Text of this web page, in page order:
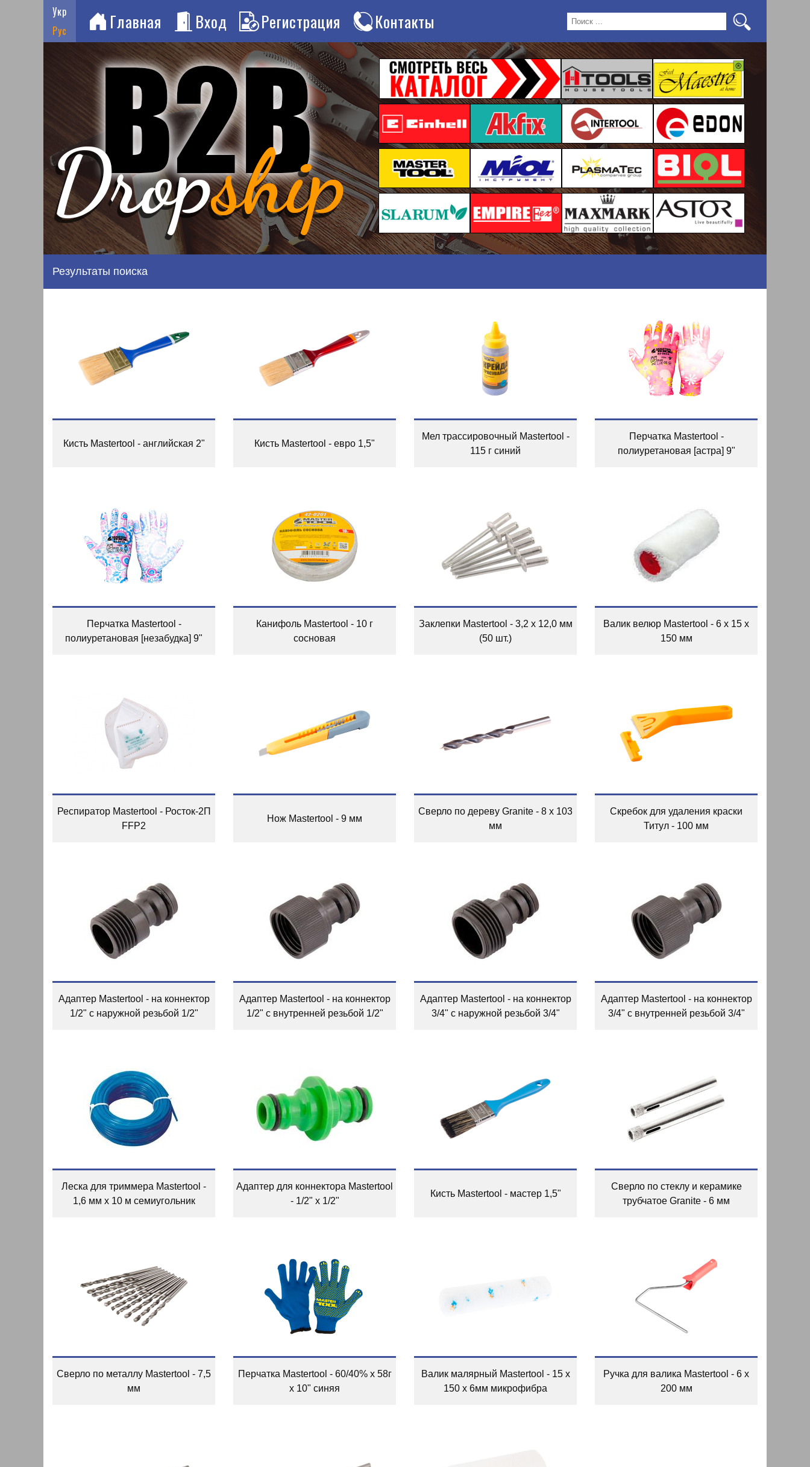
Укр
Рус
Главная Вход Регистрация Контакты
Результаты поиска
Кисть Mastertool - английская 2" Кисть Mastertool - евро 1,5"
Мел трассировочный Mastertool -
115 г синий
Перчатка Mastertool -
полиуретановая [астра] 9"
Перчатка Mastertool -
полиуретановая [незабудка] 9"
Канифоль Mastertool - 10 г
сосновая
Заклепки Mastertool - 3,2 х 12,0 мм
(50 шт.)
Валик велюр Mastertool - 6 х 15 х
150 мм
Респиратор Mastertool - Росток-2П
FFP2
Нож Mastertool - 9 мм
Сверло по дереву Granite - 8 x 103
мм
Скребок для удаления краски
Титул - 100 мм
Адаптер Mastertool - на коннектор
1/2" с наружной резьбой 1/2"
Адаптер Mastertool - на коннектор
1/2" с внутренней резьбой 1/2"
Адаптер Mastertool - на коннектор
3/4" с наружной резьбой 3/4"
Адаптер Mastertool - на коннектор
3/4" с внутренней резьбой 3/4"
Леска для триммера Mastertool -
1,6 мм x 10 м семиугольник
Адаптер для коннектора Mastertool
- 1/2" x 1/2"
Кисть Mastertool - мастер 1,5"
Сверло по стеклу и керамике
трубчатое Granite - 6 мм
Сверло по металлу Mastertool - 7,5
мм
Перчатка Mastertool - 60/40% x 58г
x 10" синяя
Валик малярный Mastertool - 15 х
150 x 6мм микрофибра
Ручка для валика Mastertool - 6 х
200 мм